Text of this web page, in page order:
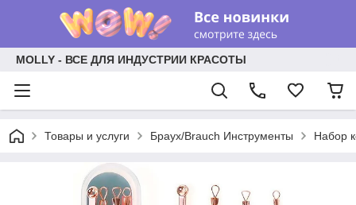
MOLLY - ВСЕ ДЛЯ ИНДУСТРИИ КРАСОТЫ
Товары и услуги Браух/Brauch Инструменты Набор